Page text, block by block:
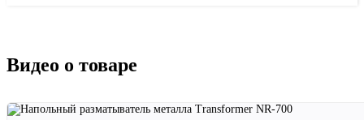
Видео о товаре